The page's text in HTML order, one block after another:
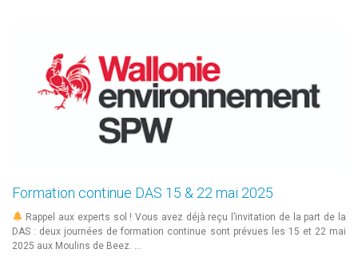
Formation continue DAS 15 & 22 mai 2025
Rappel aux experts sol ! Vous avez déjà reçu l’invitation de la part de la
DAS : deux journées de formation continue sont prévues les 15 et 22 mai
2025 aux Moulins de Beez. …